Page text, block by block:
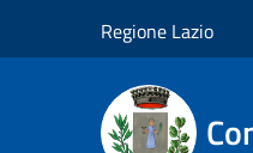
Regione Lazio